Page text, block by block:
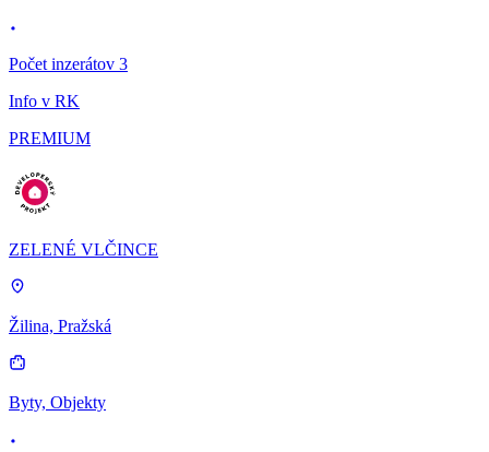
Počet inzerátov 3
Info v RK
PREMIUM
ZELENÉ VLČINCE
Žilina, Pražská
Byty, Objekty